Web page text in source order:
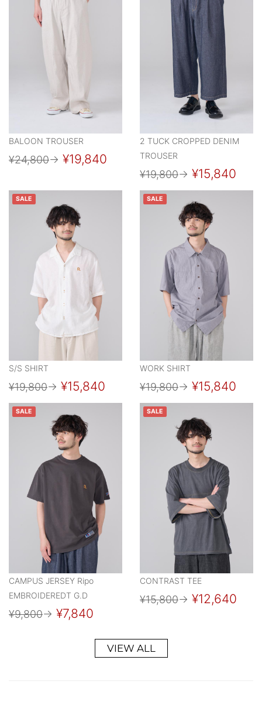
BALOON TROUSER
¥24,800→ ¥19,840
2 TUCK CROPPED DENIM
TROUSER
¥19,800→ ¥15,840
SALE
S/S SHIRT
¥19,800→ ¥15,840
SALE
WORK SHIRT
¥19,800→ ¥15,840
SALE
CAMPUS JERSEY Ripo
EMBROIDEREDT G.D
¥9,800→ ¥7,840
SALE
CONTRAST TEE
¥15,800→ ¥12,640
VIEW ALL